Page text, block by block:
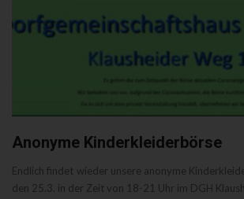
Anonyme Kinderkleiderbörse
Endlich findet wieder unsere anonyme
den 25.3. in der Zeit von 18-21 Uhr im DGH